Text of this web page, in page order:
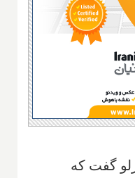
گفت که